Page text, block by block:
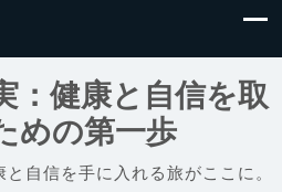
：健康と自信を取
めの第一歩
自信を手に入れる旅がここに。